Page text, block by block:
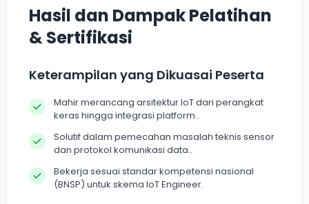
Hasil dan Dampak Pelatihan
& Sertifikasi
Keterampilan yang Dikuasai Peserta
Mahir merancang arsitektur IoT dari perangkat
keras hingga integrasi platform..
Solutif dalam pemecahan masalah teknis sensor
dan protokol komunikasi data..
Bekerja sesuai standar kompetensi nasional
(BNSP) untuk skema IoT Engineer.